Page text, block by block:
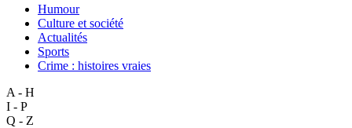
Humour
Culture et société
Actualités
Sports
Crime : histoires vraies
A - H
I - P
Q - Z